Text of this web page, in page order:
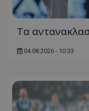
Τα
04.08.2026 - 10:33